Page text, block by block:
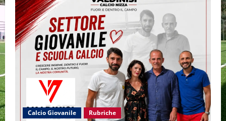
Calcio Giovanile Rubriche